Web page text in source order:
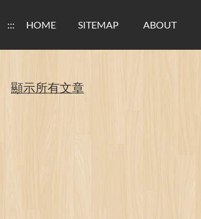
::: HOME SITEMAP ABOUT
顯示所有文章